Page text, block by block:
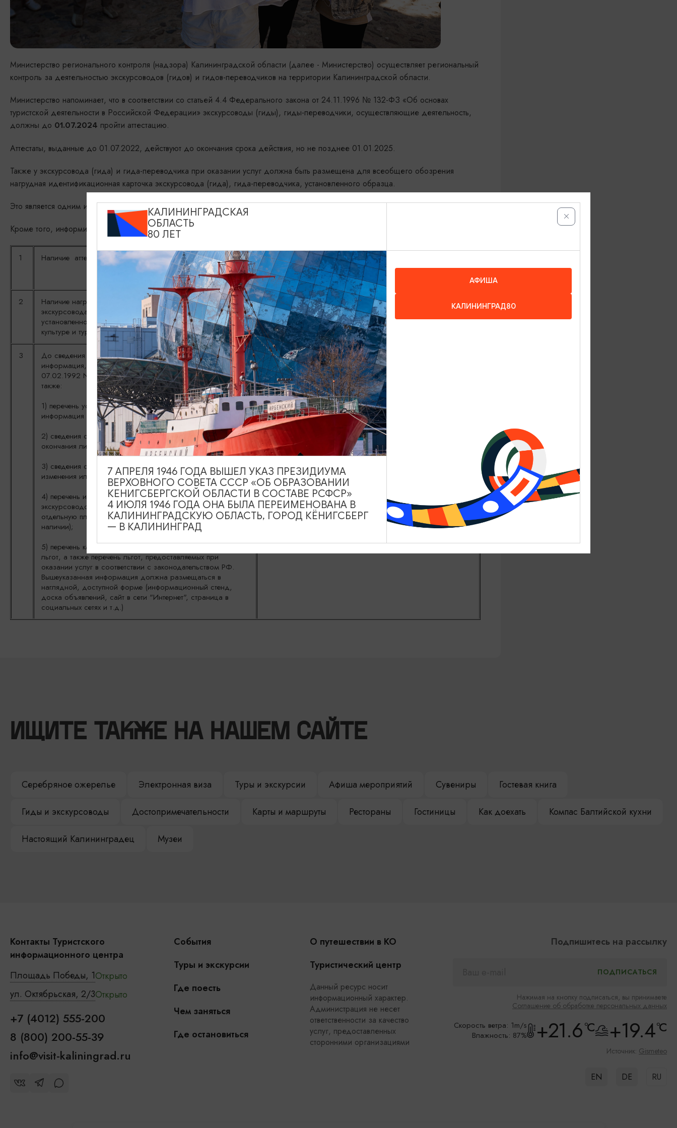
Министерство регионального контроля (надзора) Калининградской области (далее - Министерство) осуществляет региональный
контроль за деятельностью экскурсоводов (гидов) и гидов-переводчиков на территории Калининградской области.
Министерство напоминает, что в соответствии со статьей 4.4 Федерального закона от 24.11.1996 № 132-ФЗ «Об основах
туристской деятельности в Российской Федерации» экскурсоводы (гиды), гиды-переводчики, осуществляющие деятельность,
должны до 01.07.2024 пройти аттестацию.
Аттестаты, выданные до 01.07.2022, действуют до окончания срока действия, но не позднее 01.01.2025.
Также у экскурсовода (гида) и гида-переводчика при оказании услуг должна быть размещена для всеобщего обозрения
нагрудная идентификационная карточка экскурсовода (гида), гида-переводчика, установленного образца.
Это является одним из обязательных требований, предусмотренных законодательством.
Кроме того, информируем об обязательных требованиях к деятельности экскурсоводов (гидов) и гидов-переводчиков:
1 Наличие аттестата экскурсовода (гида), гида-переводчика.
статья 4.4 Федерального закона
№ 132-ФЗ «Об основах туристской деятельности в
Российской Федерации»
2
Наличие нагрудной идентификационной карточки
экскурсовода (гида), гида-переводчика при оказании услуг
установленной формы, выданной Министерством по
культуре и туризму Калининградской области
статья 4.4 Федерального закона
№ 132-ФЗ «Об основах туристской деятельности в
Российской Федерации»
3
До сведения туристов (экскурсантов) должна доводиться
информация, предусмотренная статьями 9-11 Закона РФ от
07.02.1992 N 2300-1 "О защите прав потребителей", а
также:
1) перечень услуг и условия их оказания, в том числе
информация о форме и порядке оплаты услуг;
2) сведения о сроках оказания услуг (дата, время начала и
окончания либо продолжительность оказания услуги);
3) сведения о форме, условиях и порядке заказа услуг,
изменения или аннулирования заказа услуг;
4) перечень и цена иных платных услуг, оказываемых
экскурсоводом (гидом) и гидом-переводчиком за
отдельную плату, условия их приобретения и оплаты (при
наличии);
5) перечень категорий лиц, имеющих право на получение
льгот, а также перечень льгот, предоставляемых при
оказании услуг в соответствии с законодательством РФ.
Вышеуказанная информация должна размещаться в
наглядной, доступной форме (информационный стенд,
доска объявлений, сайт в сети "Интернет", страница в
социальных сетях и т.д.)
пункты 4, 5, 6 постановления Правительства Российской
Федерации от 31.05.2022 № 992 «Об утверждении
Правил оказания услуг экскурсоводом (гидом) и гидом-
переводчиком в Российской Федерации»
ИЩИТЕ ТАКЖЕ НА НАШЕМ САЙТЕ
Серебряное ожерелье Электронная виза Туры и экскурсии Афиша мероприятий Сувениры Гостевая книга
Гиды и экскурсоводы Достопримечательности Карты и маршруты Рестораны Гостиницы Как доехать Компас Балтийской кухни
Настоящий Калининградец Музеи
Контакты Туристского
информационного центра
Площадь Победы, 1Открыто
ул. Октябрьская, 2/3Открыто
+7 (4012) 555-200
8 (800) 200-55-39
info@visit-kaliningrad.ru
События
Туры и экскурсии
Где поесть
Чем заняться
Где остановиться
О путешествии в КО
Туристический центр
Данный ресурс носит
информационный характер.
Администрация не несет
ответственности за качество
услуг, предоставленных
сторонними организациями
Подпишитесь на рассылку
Нажимая на кнопку подписаться, вы принимаете
Соглашение об обработке персональных данных
Скорость ветра: 1m/s
Влажность: 87%
+21.6°C +19.4°C
Источник: Gismeteo
EN DE RU
КАЛИНИНГРАДСКАЯ
ОБЛАСТЬ
80 ЛЕТ
АФИША
КАЛИНИНГРАД80
7 АПРЕЛЯ 1946 ГОДА ВЫШЕЛ УКАЗ ПРЕЗИДИУМА
ВЕРХОВНОГО СОВЕТА СССР «ОБ ОБРАЗОВАНИИ
КЕНИГСБЕРГСКОЙ ОБЛАСТИ В СОСТАВЕ РСФСР»
4 ИЮЛЯ 1946 ГОДА ОНА БЫЛА ПЕРЕИМЕНОВАНА В
КАЛИНИНГРАДСКУЮ ОБЛАСТЬ, ГОРОД КЁНИГСБЕРГ
— В КАЛИНИНГРАД